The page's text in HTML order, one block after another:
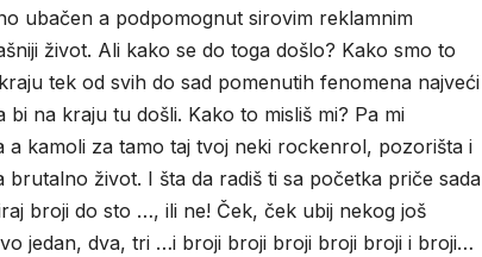
ubačen a podpomognut sirovim reklamnim
život. Ali kako se do toga došlo? Kako smo to
tek od svih do sad pomenutih fenomena najveći
na kraju tu došli. Kako to misliš mi? Pa mi
a kamoli za tamo taj tvoj neki rockenrol, pozorišta i
život. I šta da radiš ti sa početka priče sada
broji do sto …, ili ne! Ček, ček ubij nekog još
jedan, dva, tri …i broji broji broji broji broji i broji…